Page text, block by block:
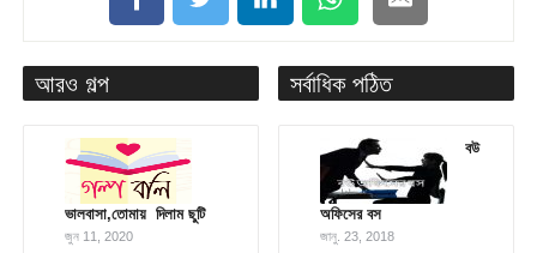
আরও গল্প
ভালবাসা,তোমায় ­ দিলাম ছুটি
জুন 11, 2020
সর্বাধিক পঠিত
বউ
অফিসের বস
জানু. 23, 2018